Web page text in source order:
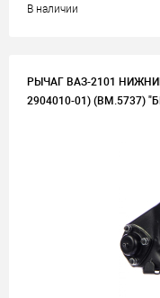
В наличии
РЫЧАГ ВАЗ-2101
2904010-01) (BM.5737)